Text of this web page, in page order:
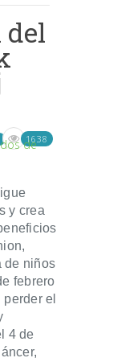
de
1638
y crea
de niños
febrero
el
4 de